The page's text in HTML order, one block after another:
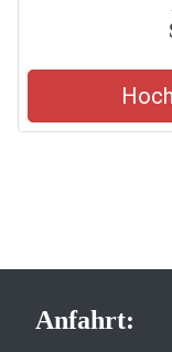
Anfahrt: